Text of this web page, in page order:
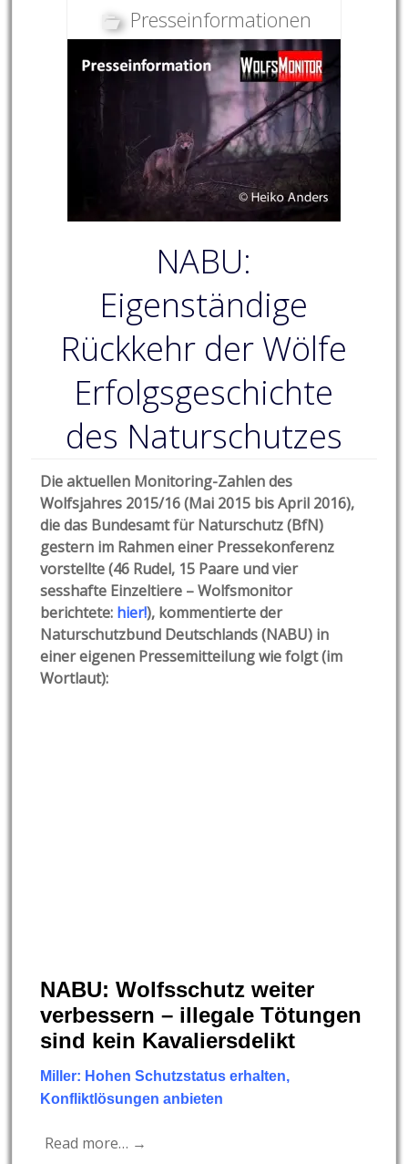
Presseinformationen
NABU:
Eigenständige
Rückkehr der Wölfe
Erfolgsgeschichte
des Naturschutzes
Die aktuellen Monitoring-Zahlen des
Wolfsjahres 2015/16 (Mai 2015 bis April 2016),
die das Bundesamt für Naturschutz (BfN)
gestern im Rahmen einer Pressekonferenz
vorstellte (46 Rudel, 15 Paare und vier
sesshafte Einzeltiere – Wolfsmonitor
berichtete: hier!), kommentierte der
Naturschutzbund Deutschlands (NABU) in
einer eigenen Pressemitteilung wie folgt (im
Wortlaut):
NABU: Wolfsschutz weiter
verbessern – illegale Tötungen
sind kein Kavaliersdelikt
Miller: Hohen Schutzstatus erhalten,
Konfliktlösungen anbieten
Read more… →